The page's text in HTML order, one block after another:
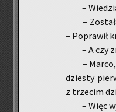
–
–
– Po­pra­wił
– A czy
–
dzie­sty
z trze­cim
– Więc